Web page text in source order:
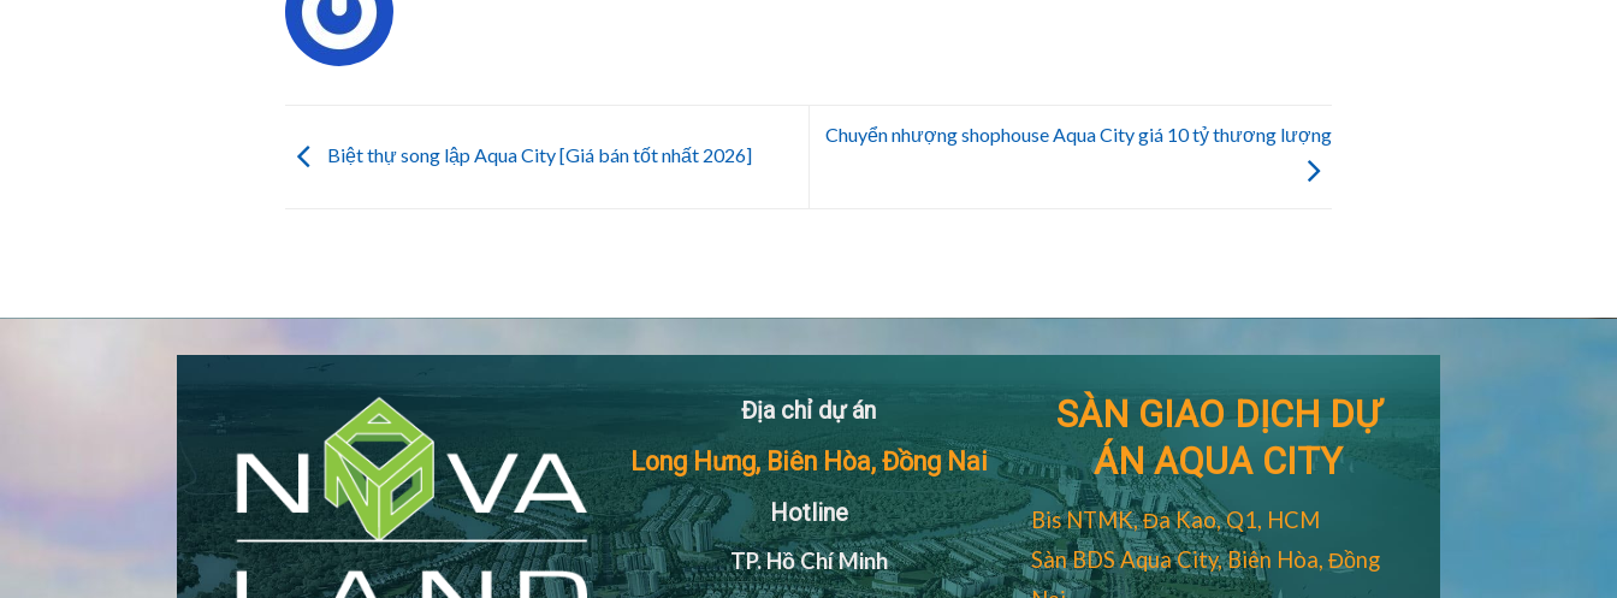
Biệt thự song lập Aqua City [Giá bán tốt nhất 2026]
Chuyển nhượng shophouse Aqua City giá 10 tỷ thương lượng
Địa chỉ dự án
Long Hưng, Biên Hòa, Đồng Nai
Hotline
TP. Hồ Chí Minh
SÀN GIAO DỊCH DỰ
ÁN AQUA CITY
Bis NTMK, Đa Kao, Q1, HCM
Sàn BDS Aqua City, Biên Hòa, Đồng